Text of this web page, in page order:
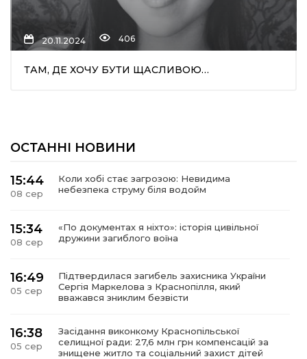
20.11.2024 406
ТАМ, ДЕ ХОЧУ БУТИ ЩАСЛИВОЮ…
ОСТАННІ НОВИНИ
15:44
08 сер
Коли хобі стає загрозою: Невидима
небезпека струму біля водойм
15:34
08 сер
«По документах я ніхто»: історія цивільної
дружини загиблого воїна
16:49
05 сер
Підтвердилася загибель захисника України
Сергія Маркелова з Краснопілля, який
вважався зниклим безвісти
16:38
05 сер
Засідання виконкому Краснопільської
селищної ради: 27,6 млн грн компенсацій за
знищене житло та соціальний захист дітей